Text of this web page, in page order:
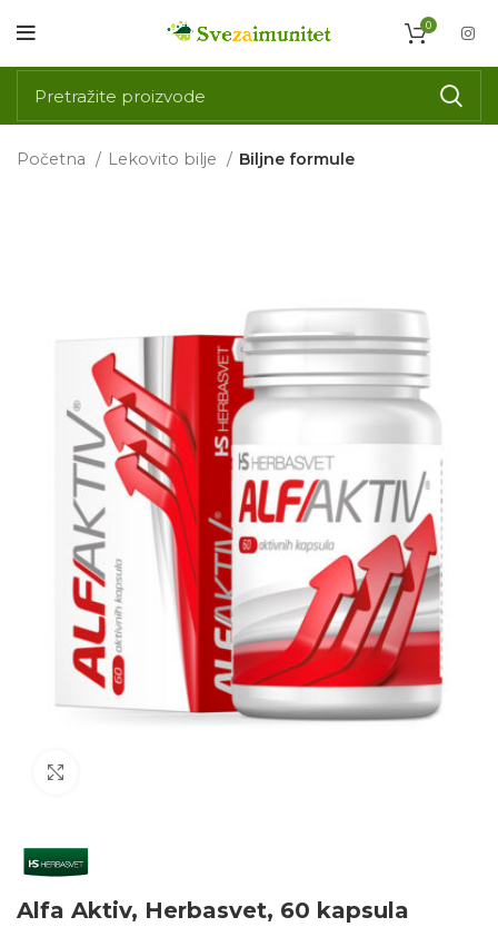
0
Početna Lekovito bilje Biljne formule
Alfa Aktiv, Herbasvet, 60 kapsula